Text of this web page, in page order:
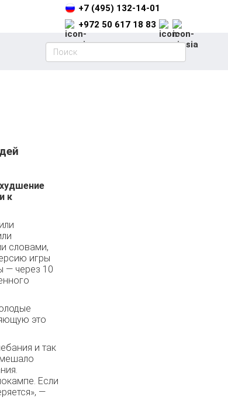
+7 (495) 132-14-01
+972 50 617 18 83
к
словами,
игры
— через 10
это
и так
Если
—